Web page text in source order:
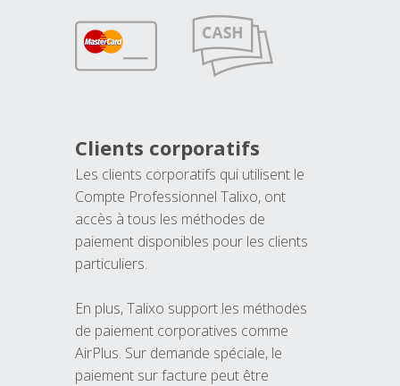
Clients corporatifs
Les clients corporatifs qui utilisent le
Compte Professionnel Talixo, ont
accès à tous les méthodes de
paiement disponibles pour les clients
particuliers.
En plus, Talixo support les méthodes
de paiement corporatives comme
AirPlus. Sur demande spéciale, le
paiement sur facture peut être